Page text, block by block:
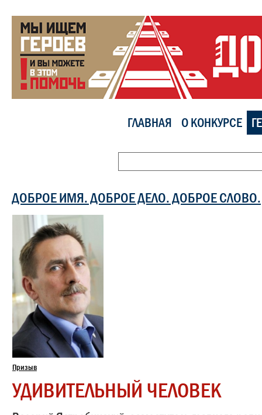
ГЛАВНАЯ О КОНКУРСЕ
ДОБРОЕ ИМЯ. ДОБРОЕ ДЕЛО. ДОБРОЕ СЛОВО.
Призыв
УДИВИТЕЛЬНЫЙ ЧЕЛОВЕК